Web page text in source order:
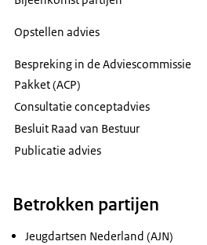
Opstellen advies
Bespreking in de Adviescommissie
Pakket (ACP)
Consultatie conceptadvies
Besluit Raad van Bestuur
Publicatie advies
Betrokken partijen
Jeugdartsen Nederland (AJN)